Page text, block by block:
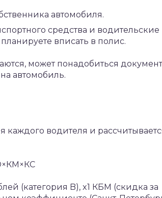
автомобиля.
средства и водительские
вписать в полис.
может понадобиться
автомобиль.
водителя и
(категория B), x1 КБМ (скидка за